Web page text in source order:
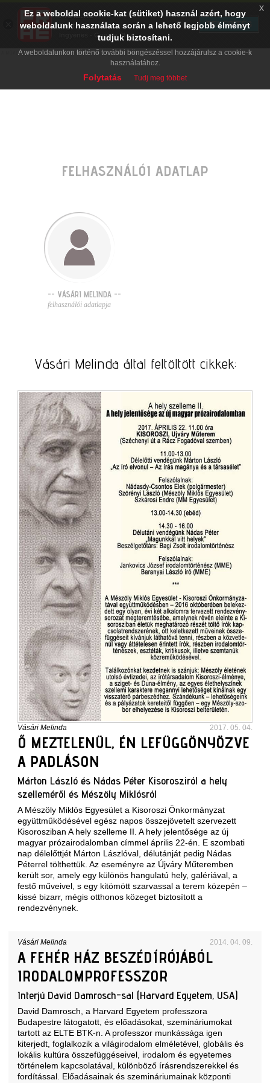
FELHASZNÁLÓI ADATLAP
-- VÁSÁRI MELINDA --
felhasználói adatlapja
Vásári Melinda által feltöltött cikkek:
Vásári Melinda 2017. 05. 04.
Ő MEZTELENÜL, ÉN LEFÜGGÖNYÖZVE
A PADLÁSON
Márton László és Nádas Péter Kisorosziról a hely
szelleméről és Mészöly Miklósról
A Mészöly Miklós Egyesület a Kisoroszi Önkormányzat
együttműködésével egész napos összejövetelt szervezett
Kisorosziban A hely szelleme II. A hely jelentősége az új
magyar prózairodalomban címmel április 22-én. E szombati
nap délelőttjét Márton Lászlóval, délutánját pedig Nádas
Péterrel tölthettük. Az eseményre az Újváry Műteremben
került sor, amely egy különös hangulatú hely, galériával, a
festő műveivel, s egy kitömött szarvassal a terem közepén –
kissé bizarr, mégis otthonos közeget biztosított a
rendezvénynek.
Vásári Melinda 2014. 04. 09.
A FEHÉR HÁZ BESZÉDÍRÓJÁBÓL
IRODALOMPROFESSZOR
Interjú David Damrosch-sal (Harvard Egyetem, USA)
David Damrosch , a Harvard Egyetem professzora
Budapestre látogatott, és előadásokat, szemináriumokat
tartott az ELTE BTK-n . A professzor munkássága igen
kiterjedt, foglalkozik a világirodalom elméletével, globális és
lokális kultúra összefüggéseivel, irodalom és egyetemes
történelem kapcsolatával, különböző írásrendszerekkel és
fordítással. Előadásainak és szemináriumainak központi
Ez a weboldal cookie-kat (sütiket) használ azért, hogy
weboldalunk használata során a lehető legjobb élményt
tudjuk biztosítani.
A weboldalunkon történő további böngészéssel hozzájárulsz a cookie-k
használatához.
Folytatás Tudj meg többet
x
PRAE.HU
Digital Evolution
Ingyenes - Google Play
TELEPÍTÉS